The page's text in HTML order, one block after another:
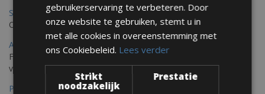
Saint Raphael Fietsverhuur
Ontdek Saint Raphael, gelegen in het prachtige Var op uw fiets
Ajaccio Fietsverhuur
Fietsen in Ajaccio, gelegen op het eiland Corsica, biedt een
verscheidenheid aan routes
Porec Fietsverhuur
gebruikerservaring te verbeteren. Door
onze website te gebruiken, stemt u in
met alle cookies in overeenstemming met
ons Cookiebeleid. Lees verder
Strikt
noodzakelijk
Prestatie